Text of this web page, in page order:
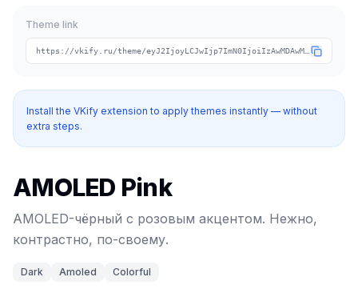
AMOLED Pink
AMOLED-чёрный с розовым акцентом. Нежно,
контрастно, по-своему.
Dark Amoled Colorful
Theme link
Install the VKify extension to apply themes instantly — without
extra steps.